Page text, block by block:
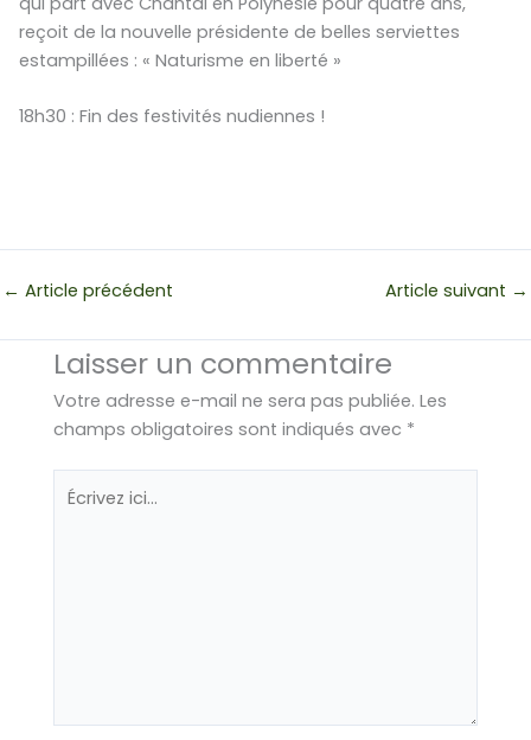
reçoit de la nouvelle présidente de belles serviettes
estampillées : « Naturisme en liberté »
18h30 : Fin des festivités nudiennes !
← Article précédent Article suivant →
Laisser un commentaire
Votre adresse e-mail ne sera pas publiée. Les
champs obligatoires sont indiqués avec *
ici…